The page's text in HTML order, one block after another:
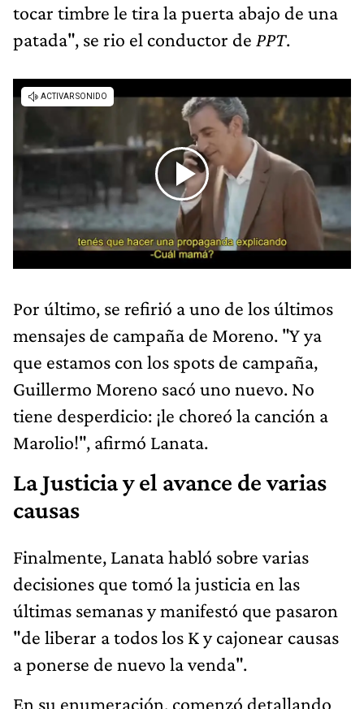
tocar timbre le tira la puerta abajo de una
patada", se rio el conductor de PPT.
Por último, se refirió a uno de los últimos
mensajes de campaña de Moreno. "Y ya
que estamos con los spots de campaña,
Guillermo Moreno sacó uno nuevo. No
tiene desperdicio: ¡le choreó la canción a
Marolio!", afirmó Lanata.
La Justicia y el avance de varias
causas
Finalmente, Lanata habló sobre varias
decisiones que tomó la justicia en las
últimas semanas y manifestó que pasaron
"de liberar a todos los K y cajonear causas
a ponerse de nuevo la venda".
En su enumeración, comenzó detallando